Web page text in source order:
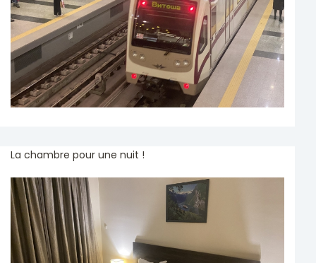
La chambre pour une nuit !